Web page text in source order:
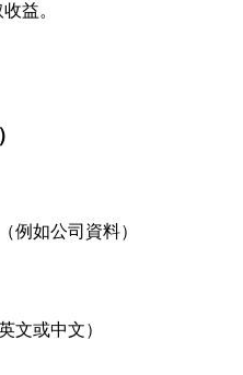
益。
例如公司資料）
文或中文）